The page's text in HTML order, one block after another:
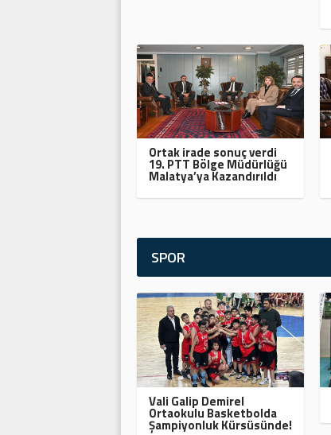
Ortak irade sonuç verdi
19. PTT Bölge Müdürlüğü
Malatya’ya Kazandırıldı
SPOR
Vali Galip Demirel
Ortaokulu Basketbolda
Şampiyonluk Kürsüsünde!